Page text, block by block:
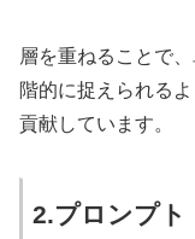
層を重ねることで
階的に捉えられる
貢献しています。
2.プロンプト